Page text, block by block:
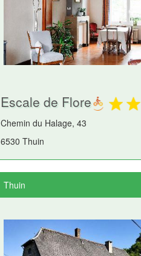
Escale de Flore
Chemin du Halage, 43
6530 Thuin
Thuin